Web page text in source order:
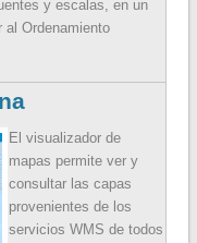
y escalas, en un
al Ordenamiento
El visualizador de
mapas permite ver y
consultar las capas
provenientes de los
servicios WMS de todos